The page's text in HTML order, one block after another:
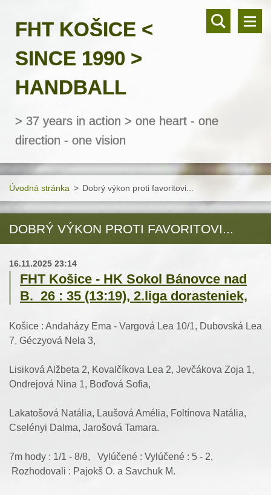
FHT KOŠICE <
SINCE 1990 >
HANDBALL
> 37 years in action > one heart - one
direction - one vision
Úvodná stránka > Dobrý výkon proti favoritovi...
DOBRÝ VÝKON PROTI FAVORITOVI...
16.11.2025 23:14
FHT Košice - HK Sokol Bánovce nad
B. 26 : 35 (13:19), 2.liga dorasteniek,
Košice : Andaházy Ema - Vargová Lea 10/1, Dubovská Lea
7, Géczyová Nela 3,
Lisiková Alžbeta 2, Kovalčíkova Lea 2, Jevčákova Zoja 1,
Ondrejová Nina 1, Boďová Sofia,
Lakatošová Natália, Laušová Amélia, Foltínova Natália,
Cselényi Dalma, Jarošová Tamara.
7m hody : 1/1 - 8/8, Vylúčené : Vylúčené : 5 - 2,
Rozhodovali : Pajokš O. a Savchuk M.